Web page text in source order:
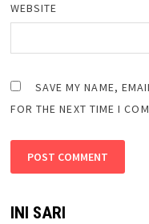
WEBSITE
SAVE MY NAME,
FOR THE NEXT TIME I
INI SARI